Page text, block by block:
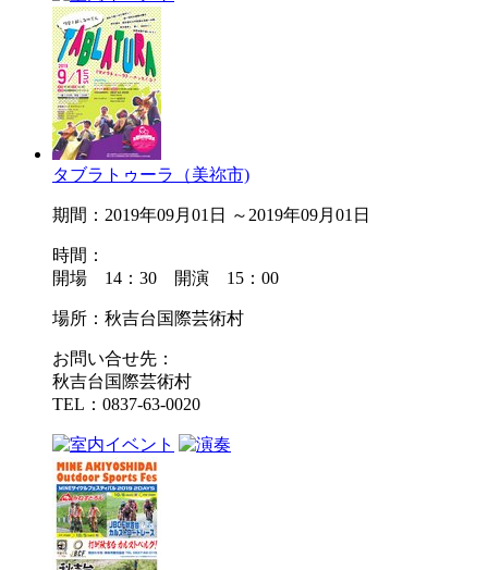
タブラトゥーラ（美祢市)
期間：2019年09月01日 ～2019年09月01日
時間：
開場 14：30 開演 15：00
場所：秋吉台国際芸術村
お問い合せ先：
秋吉台国際芸術村
TEL：0837-63-0020